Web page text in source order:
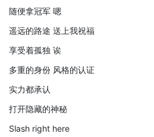
随便拿冠军 嗯
遥远的路途 送上我祝福
享受着孤独 诶
多重的身份 风格的认证
实力都承认
打开隐藏的神秘
Slash right here